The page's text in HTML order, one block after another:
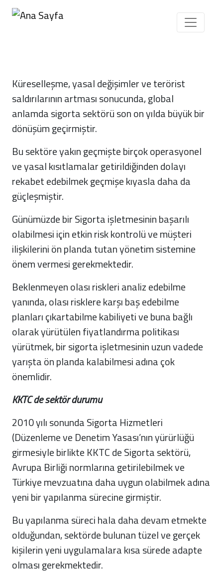
Ana içeriğe atla
Küreselleşme, yasal değişimler ve terörist
saldırılarının artması sonucunda, global
anlamda sigorta sektörü son on yılda büyük bir
dönüşüm geçirmiştir.
Bu sektöre yakın geçmişte birçok operasyonel
ve yasal kısıtlamalar getirildiğinden dolayı
rekabet edebilmek geçmişe kıyasla daha da
güçleşmiştir.
Günümüzde bir Sigortaişletmesininbaşarılı
olabilmesi için etkin risk kontrolü ve müşteri
ilişkilerini ön planda tutan yönetim sistemine
önem vermesi gerekmektedir.
Beklenmeyen olası riskleri analiz edebilme
yanında, olası risklere karşı baş edebilme
planları çıkartabilme kabiliyeti ve buna bağlı
olarak yürütülen fiyatlandırma politikası
yürütmek, bir sigorta işletmesinin uzun vadede
yarışta ön planda kalabilmesi adına çok
önemlidir.
KKTC de sektör durumu
2010 yılı sonunda Sigorta Hizmetleri
(Düzenleme ve Denetim Yasası’nın yürürlüğü
girmesiyle birlikte KKTC de Sigorta sektörü,
Avrupa Birliği normlarına getirilebilmek ve
Türkiye mevzuatına daha uygun olabilmek adına
yeni bir yapılanma sürecine girmiştir.
Bu yapılanma süreci hala daha devam etmekte
olduğundan, sektörde bulunan tüzel ve gerçek
kişilerin yeni uygulamalara kısa sürede adapte
olması gerekmektedir.